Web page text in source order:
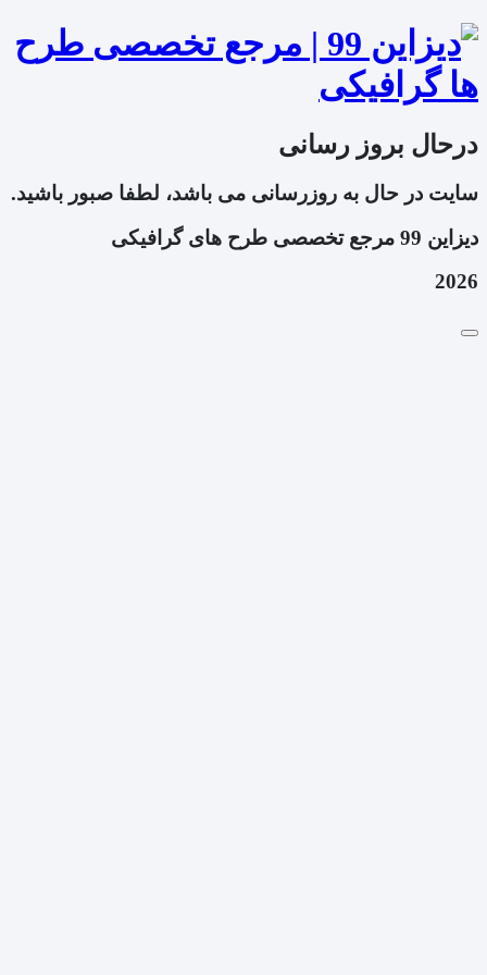
درحال بروز رسانی
سایت در حال به روزرسانی می باشد، لطفا صبور باشید.
دیزاین 99 مرجع تخصصی طرح های گرافیکی
2026